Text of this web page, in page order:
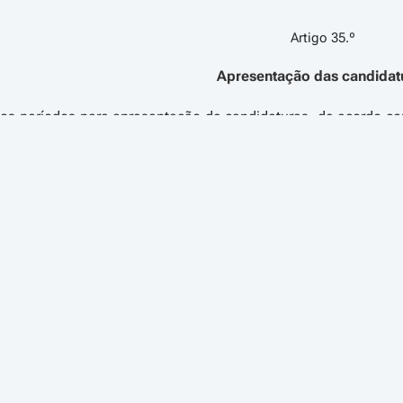
Artigo 35.º
Apresentação das
períodos para apresentação de candidaturas, de acordo